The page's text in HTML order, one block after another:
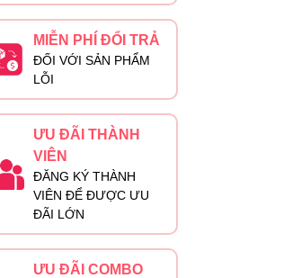
MIỄN PHÍ ĐỔI TRẢ
ĐỐI VỚI SẢN PHẨM
LỖI
ƯU ĐÃI THÀNH
VIÊN
ĐĂNG KÝ THÀNH
VIÊN ĐỂ ĐƯỢC ƯU
ĐÃI LỚN
ƯU ĐÃI COMBO